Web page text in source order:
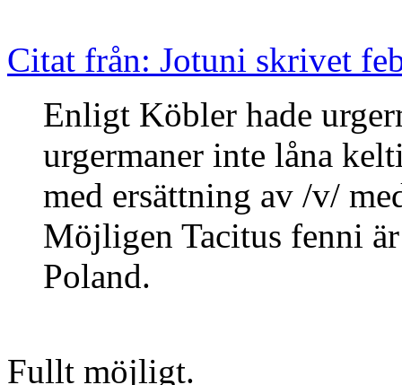
Citat från: Jotuni skrivet
Enligt Köbler hade ur
urgermaner inte låna
med ersättning av /v/
Möjligen Tacitus fenni
Poland.
Fullt möjligt.